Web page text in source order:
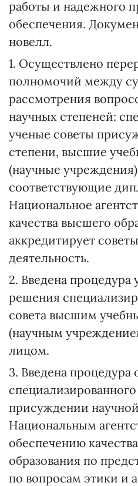
работы и надежного
обеспечения.
новелл.
1. Осуществлено
полномочий между
рассмотрения
научных степеней:
ученые советы
степени, высшие
(научные
соответствующие
Национальное
качества высшего
аккредитирует
деятельность.
2. Введена процедура
решения
совета высшим
(научным
лицом.
3. Введена
присуждении
Национальным
обеспечению
образования по
по вопросам этики и